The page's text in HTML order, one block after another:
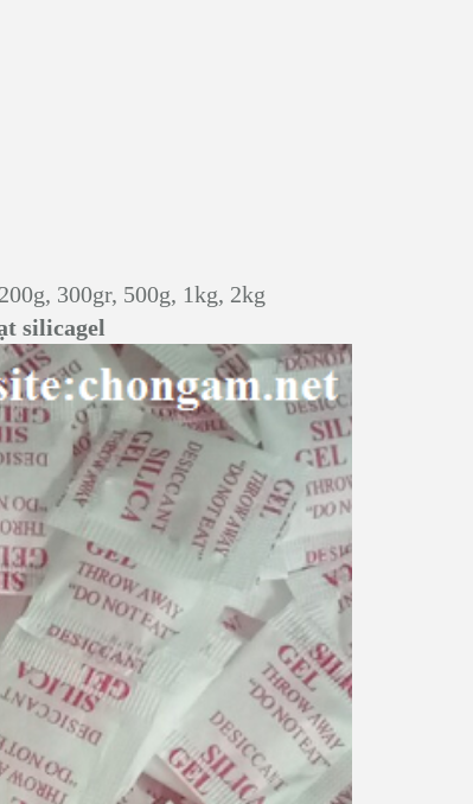
300gr, 500g, 1kg, 2kg
silicagel
TÚI HÚT ẨM SILICAGEL 25GR-
50GR